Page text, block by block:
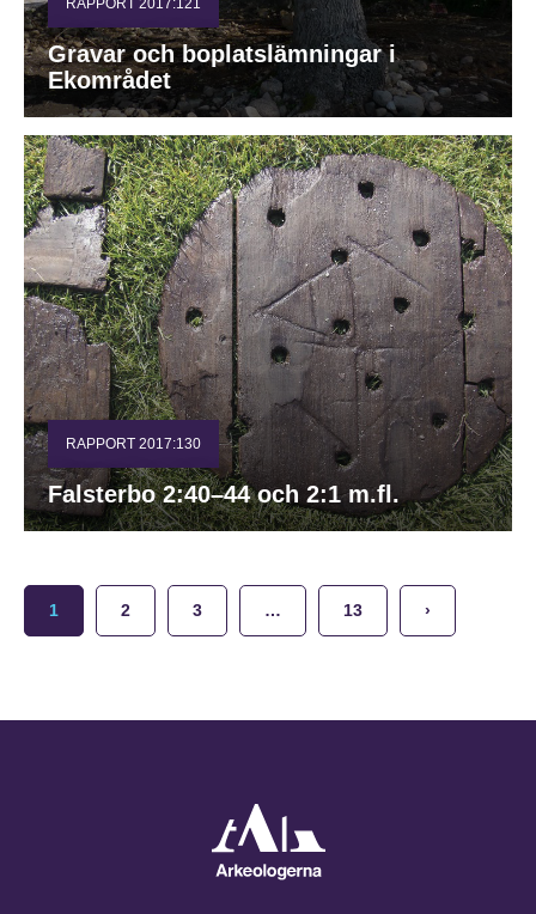
Gravar och boplatslämningar i
Ekområdet
RAPPORT 2017:130
Falsterbo 2:40–44 och 2:1 m.fl.
1 2 3 … 13 ›